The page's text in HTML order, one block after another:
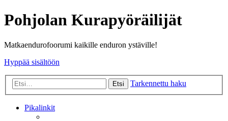
Pohjolan Kurapyöräilijät
Matkaendurofoorumi kaikille enduron ystäville!
Hyppää sisältöön
Etsi Tarkennettu haku
Pikalinkit